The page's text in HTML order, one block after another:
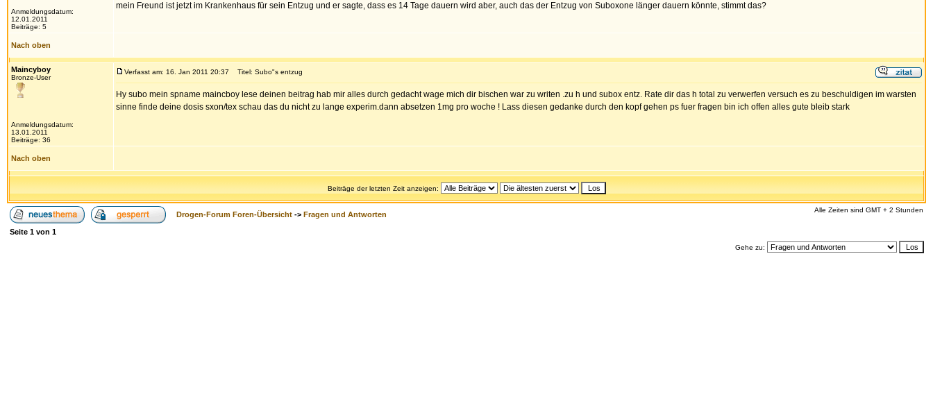
Anmeldungsdatum:
12.01.2011
Beiträge: 5
mein Freund ist jetzt im Krankenhaus für sein Entzug und er sagte, dass es 14 Tage dauern wird aber, auch das der Entzug von Suboxone länger dauern könnte, stimmt das?
Nach oben
Maincyboy
Bronze-User
Anmeldungsdatum:
13.01.2011
Beiträge: 36
Verfasst am: 16. Jan 2011 20:37 Titel: Subo"s entzug
Hy subo mein spname maincboy lese deinen beitrag hab mir alles durch gedacht wage mich dir bischen war zu writen .zu h und subox entz. Rate dir das h total zu verwerfen versuch es zu beschuldigen im warsten
sinne finde deine dosis sxon/tex schau das du nicht zu lange experim.dann absetzen 1mg pro woche ! Lass diesen gedanke durch den kopf gehen ps fuer fragen bin ich offen alles gute bleib stark
Nach oben
Beiträge der letzten Zeit anzeigen:
Drogen-Forum Foren-Übersicht -> Fragen und Antworten
Alle Zeiten sind GMT + 2 Stunden
Seite 1 von 1
Gehe zu: